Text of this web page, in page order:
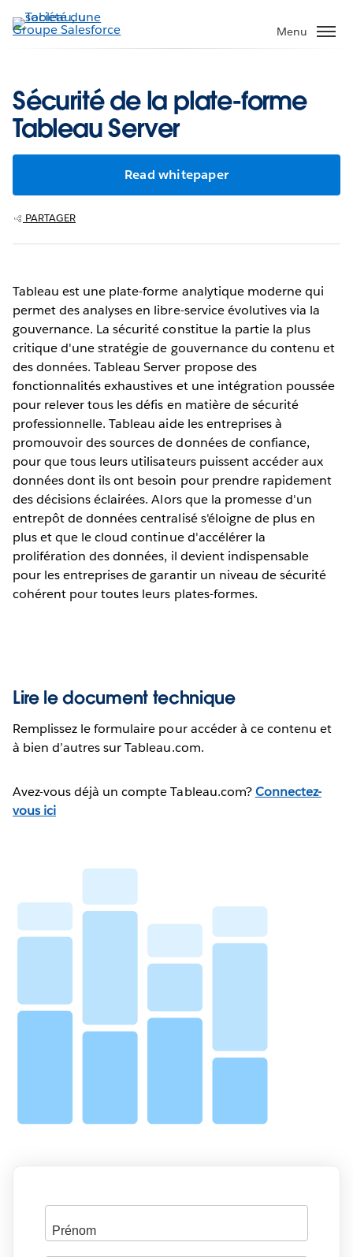
Aller
au
Menu
Sécurité de la plate-forme
Tableau Server
Read whitepaper
PARTAGER
Tableau est une plate-forme analytique moderne qui
permet des analyses en libre-service évolutives via la
gouvernance. La sécurité constitue la partie la plus
critique d'une stratégie de gouvernance du contenu et
des données. Tableau Server propose des
fonctionnalités exhaustives et une intégration poussée
pour relever tous les défis en matière de sécurité
professionnelle. Tableau aide les entreprises à
promouvoir des sources de données de confiance,
pour que tous leurs utilisateurs puissent accéder aux
données dont ils ont besoin pour prendre rapidement
des décisions éclairées. Alors que la promesse d'un
entrepôt de données centralisé s'éloigne de plus en
plus et que le cloud continue d'accélérer la
prolifération des données, il devient indispensable
pour les entreprises de garantir un niveau de sécurité
cohérent pour toutes leurs plates-formes.
Lire le document technique
Remplissez le formulaire pour accéder à ce contenu et
à bien d’autres sur Tableau.com.
Avez-vous déjà un compte Tableau.com?Connectez-
vous ici